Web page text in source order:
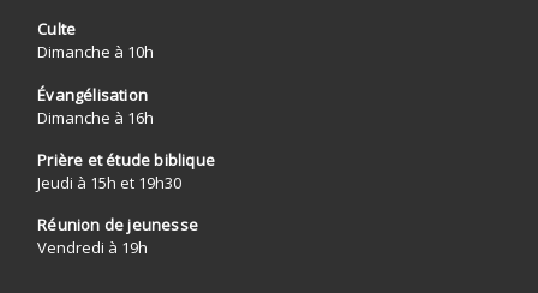
Culte
Dimanche à 10h
Évangélisation
Dimanche à 16h
Prière et étude biblique
Jeudi à 15h et 19h30
Réunion de jeunesse
Vendredi à 19h